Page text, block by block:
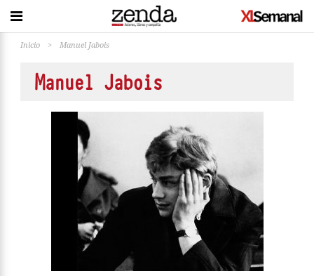
Inicio > Manuel Jabois
Manuel Jabois